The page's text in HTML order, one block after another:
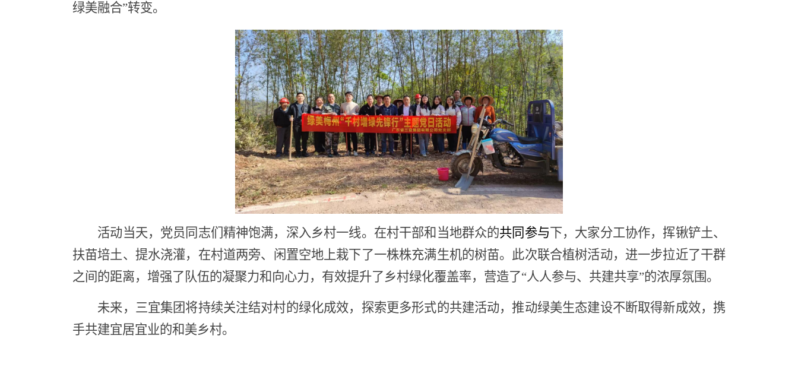
绿美融合”转变。
活动当天，党员同志们精神饱满，深入乡村一线。在村干部和当地群众的共同参与 下，大家分工协作，挥锹铲土、
扶苗培土、提水浇灌，在村道两旁、闲置空地上栽下了一株株充满生机的树苗。此次联合植树活动，进一步拉近了干群
之间的距离，增强了队伍的凝聚力和向心力，有效提升了乡村绿化覆盖率，营造了“人人参与、共建共享”的浓厚氛围。
未来，三宜集团将持续关注结对村的绿化成效，探索更多形式的共建活动，推动绿美生态建设不断取得新成效，携
手共建宜居宜业的和美乡村。